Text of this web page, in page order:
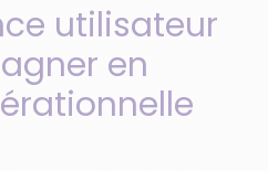
utilisateur
en